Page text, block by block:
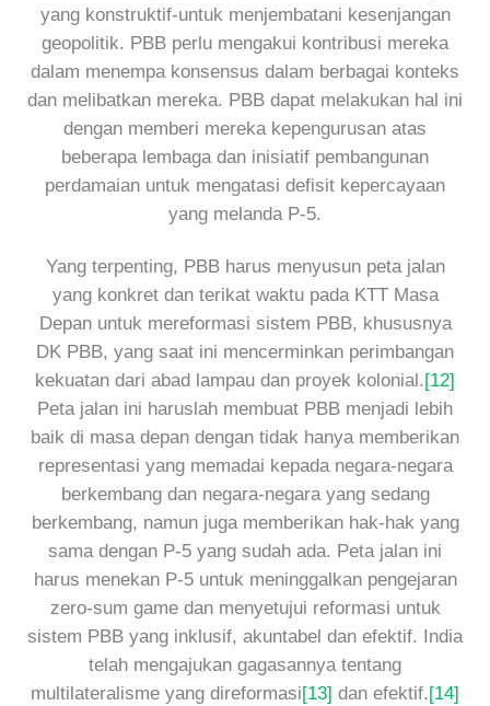
yang konstruktif-untuk menjembatani kesenjangan
geopolitik. PBB perlu mengakui kontribusi mereka
dalam menempa konsensus dalam berbagai konteks
dan melibatkan mereka. PBB dapat melakukan hal ini
dengan memberi mereka kepengurusan atas
beberapa lembaga dan inisiatif pembangunan
perdamaian untuk mengatasi defisit kepercayaan
yang melanda P-5.
Yang terpenting, PBB harus menyusun peta jalan
yang konkret dan terikat waktu pada KTT Masa
Depan untuk mereformasi sistem PBB, khususnya
DK PBB, yang saat ini mencerminkan perimbangan
kekuatan dari abad lampau dan proyek kolonial. [12]
Peta jalan ini haruslah membuat PBB menjadi lebih
baik di masa depan dengan tidak hanya memberikan
representasi yang memadai kepada negara-negara
berkembang dan negara-negara yang sedang
berkembang, namun juga memberikan hak-hak yang
sama dengan P-5 yang sudah ada. Peta jalan ini
harus menekan P-5 untuk meninggalkan pengejaran
zero-sum game dan menyetujui reformasi untuk
sistem PBB yang inklusif, akuntabel dan efektif. India
telah mengajukan gagasannya tentang
multilateralisme yang direformasi[13] dan efektif. [14]